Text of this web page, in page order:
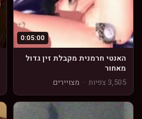
0:05:00
האנטי חרמנית מקבלת זין גדול
מאחור
3,505 צפיות
· מצויירים